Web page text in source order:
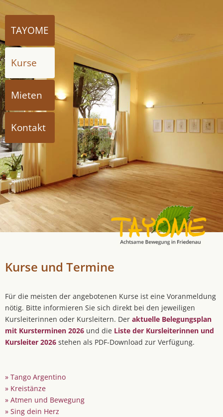
TAYOME
Kurse
Mieten
Kontakt
Kurse und Termine
Für die meisten der angebotenen Kurse ist eine Voranmeldung
nötig. Bitte informieren Sie sich direkt bei den jeweiligen
Kursleiterinnen oder Kursleitern. Der aktuelle Belegungsplan
mit Kursterminen 2026 und die Liste der Kursleiterinnen und
Kursleiter 2026 stehen als PDF-Download zur Verfügung.
» Tango Argentino
» Kreistänze
» Atmen und Bewegung
» Sing dein Herz